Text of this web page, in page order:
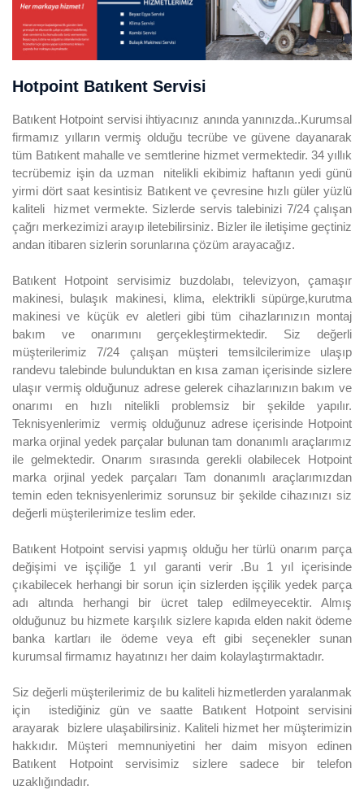
Hotpoint Batıkent Servisi
Batıkent Hotpoint servisi ihtiyacınız anında yanınızda..Kurumsal
firmamız yılların vermiş olduğu tecrübe ve güvene dayanarak
tüm Batıkent mahalle ve semtlerine hizmet vermektedir. 34 yıllık
tecrübemiz işin da uzman nitelikli ekibimiz haftanın yedi günü
yirmi dört saat kesintisiz Batıkent ve çevresine hızlı güler yüzlü
kaliteli hizmet vermekte. Sizlerde servis talebinizi 7/24 çalışan
çağrı merkezimizi arayıp iletebilirsiniz. Bizler ile iletişime geçtiniz
andan itibaren sizlerin sorunlarına çözüm arayacağız.
Batıkent Hotpoint servisimiz buzdolabı, televizyon, çamaşır
makinesi, bulaşık makinesi, klima, elektrikli süpürge,kurutma
makinesi ve küçük ev aletleri gibi tüm cihazlarınızın montaj
bakım ve onarımını gerçekleştirmektedir. Siz değerli
müşterilerimiz 7/24 çalışan müşteri temsilcilerimize ulaşıp
randevu talebinde bulunduktan en kısa zaman içerisinde sizlere
ulaşır vermiş olduğunuz adrese gelerek cihazlarınızın bakım ve
onarımı en hızlı nitelikli problemsiz bir şekilde yapılır.
Teknisyenlerimiz vermiş olduğunuz adrese içerisinde Hotpoint
marka orjinal yedek parçalar bulunan tam donanımlı araçlarımız
ile gelmektedir. Onarım sırasında gerekli olabilecek Hotpoint
marka orjinal yedek parçaları Tam donanımlı araçlarımızdan
temin eden teknisyenlerimiz sorunsuz bir şekilde cihazınızı siz
değerli müşterilerimize teslim eder.
Batıkent Hotpoint servisi yapmış olduğu her türlü onarım parça
değişimi ve işçiliğe 1 yıl garanti verir .Bu 1 yıl içerisinde
çıkabilecek herhangi bir sorun için sizlerden işçilik yedek parça
adı altında herhangi bir ücret talep edilmeyecektir. Almış
olduğunuz bu hizmete karşılık sizlere kapıda elden nakit ödeme
banka kartları ile ödeme veya eft gibi seçenekler sunan
kurumsal firmamız hayatınızı her daim kolaylaştırmaktadır.
Siz değerli müşterilerimiz de bu kaliteli hizmetlerden yaralanmak
için istediğiniz gün ve saatte Batıkent Hotpoint servisini
arayarak bizlere ulaşabilirsiniz. Kaliteli hizmet her müşterimizin
hakkıdır. Müşteri memnuniyetini her daim misyon edinen
Batıkent Hotpoint servisimiz sizlere sadece bir telefon
uzaklığındadır.